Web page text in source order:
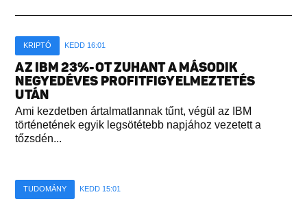
KRIPTÓ KEDD 16:01
AZ IBM 23%-OT ZUHANT A MÁSODIK
NEGYEDÉVES PROFITFIGYELMEZTETÉS
UTÁN
Ami kezdetben ártalmatlannak tűnt, végül az IBM
történetének egyik legsötétebb napjához vezetett a
tőzsdén...
TUDOMÁNY KEDD 15:01